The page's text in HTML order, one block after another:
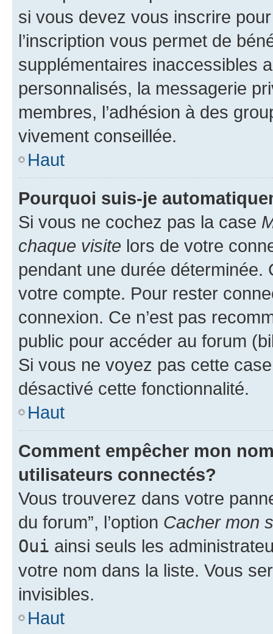
si vous devez vous inscrire
l’inscription vous permet de
supplémentaires inaccessibles
personnalisés, la messagerie
membres, l’adhésion à des
vivement conseillée.
Haut
Pourquoi suis-je
Si vous ne cochez pas la case
chaque visite lors de votre
pendant une durée déterminée.
votre compte. Pour rester
connexion. Ce n’est pas
public pour accéder au forum
Si vous ne voyez pas cette
désactivé cette fonctionnalité.
Haut
Comment empêcher mon
utilisateurs connectés?
Vous trouverez dans votre
du forum”, l’option Cacher mon
Oui ainsi seuls les
votre nom dans la liste. Vous
invisibles.
Haut